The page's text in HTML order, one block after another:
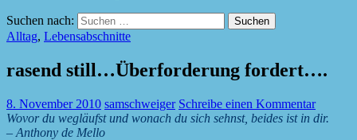
Suchen nach:
Alltag, Lebensabschnitte
rasend still…Überforderung fordert….
8. November 2010 samschweiger Schreibe einen Kommentar
Wovor du wegläufst und wonach du sich sehnst, beides ist in dir.
– Anthony de Mello